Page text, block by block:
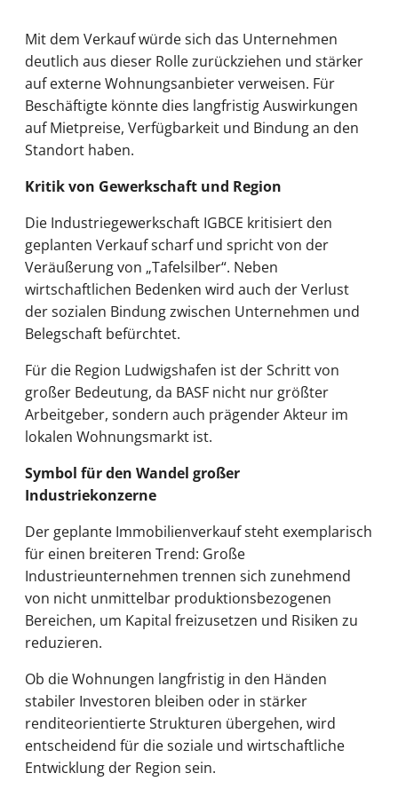
Mit dem Verkauf würde sich das Unternehmen
deutlich aus dieser Rolle zurückziehen und stärker
auf externe Wohnungsanbieter verweisen. Für
Beschäftigte könnte dies langfristig Auswirkungen
auf Mietpreise, Verfügbarkeit und Bindung an den
Standort haben.
Kritik von Gewerkschaft und Region
Die Industriegewerkschaft IGBCE kritisiert den
geplanten Verkauf scharf und spricht von der
Veräußerung von „Tafelsilber“. Neben
wirtschaftlichen Bedenken wird auch der Verlust
der sozialen Bindung zwischen Unternehmen und
Belegschaft befürchtet.
Für die Region Ludwigshafen ist der Schritt von
großer Bedeutung, da BASF nicht nur größter
Arbeitgeber, sondern auch prägender Akteur im
lokalen Wohnungsmarkt ist.
Symbol für den Wandel großer
Industriekonzerne
Der geplante Immobilienverkauf steht exemplarisch
für einen breiteren Trend: Große
Industrieunternehmen trennen sich zunehmend
von nicht unmittelbar produktionsbezogenen
Bereichen, um Kapital freizusetzen und Risiken zu
reduzieren.
Ob die Wohnungen langfristig in den Händen
stabiler Investoren bleiben oder in stärker
renditeorientierte Strukturen übergehen, wird
entscheidend für die soziale und wirtschaftliche
Entwicklung der Region sein.